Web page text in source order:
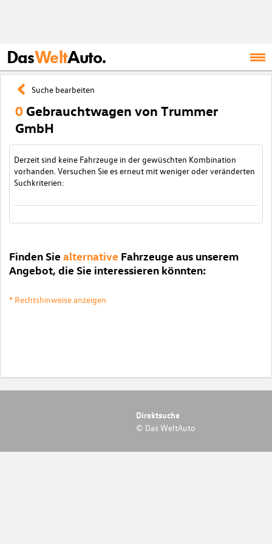
DasWeltAuto.
Suche bearbeiten
0 Gebrauchtwagen von Trummer
GmbH
Derzeit sind keine Fahrzeuge in der gewüschten Kombination
vorhanden. Versuchen Sie es erneut mit weniger oder veränderten
Suchkriterien:
Finden Sie alternative Fahrzeuge aus unserem
Angebot, die Sie interessieren könnten:
* Rechtshinweise anzeigen
Direktsuche
© Das WeltAuto